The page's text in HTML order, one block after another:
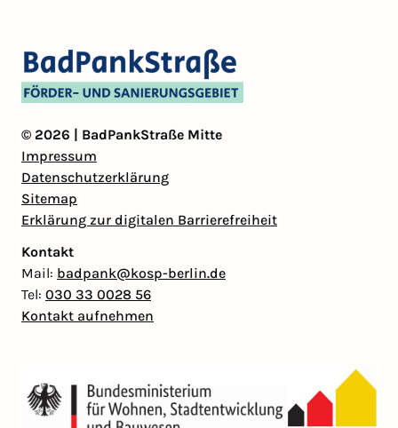
© 2026 | BadPankStraße Mitte
Impressum
Datenschutzerklärung
Sitemap
Erklärung zur digitalen Barrierefreiheit
Kontakt
Mail: badpank@kosp-berlin.de
Tel: 030 33 0028 56
Kontakt aufnehmen